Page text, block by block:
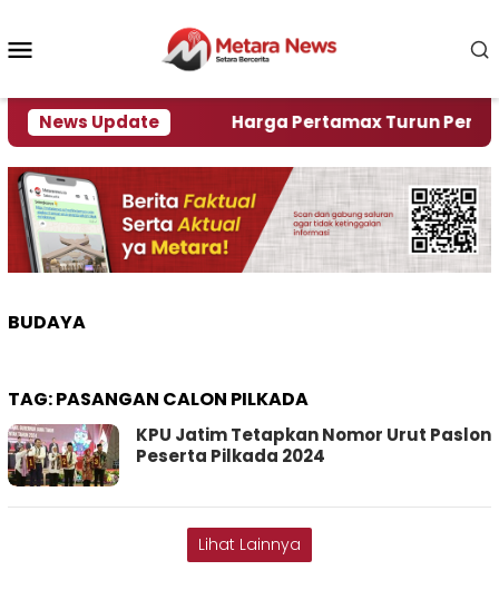
konten
News Update
Krisi Air Harga Pertamax Turun Per Hari
BUDAYA
TAG:PASANGAN CALON PILKADA
KPU Jatim Tetapkan Nomor Urut Paslon
Peserta Pilkada 2024
Lihat Lainnya